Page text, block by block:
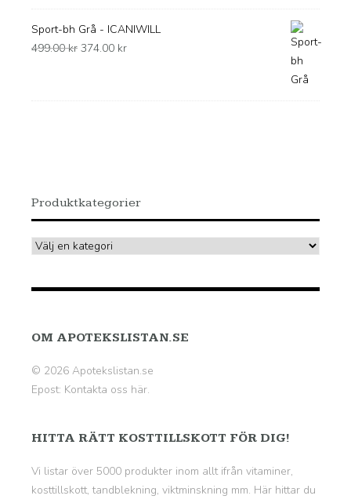
Sport-bh Grå - ICANIWILL
499.00kr Det
374.00 krDet
Produktkategorier
OM APOTEKSLISTAN.SE
© 2026 Apotekslistan.se
Epost: Kontakta oss här.
HITTA RÄTT KOSTTILLSKOTT FÖR DIG!
Vi listar över 5000 produkter inom allt ifrån vitaminer,
kosttillskott, tandblekning, viktminskning mm. Här hittar du